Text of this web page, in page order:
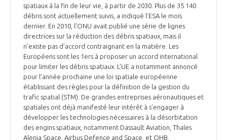
spatiaux à la fin de leur vie, à partir de 2030. Plus de 35 140
débris sont actuellement suivis, a indiqué l’ESA le mois
dernier. En 2010, l’ONU avait publié une série de lignes
directrices sur la réduction des débris spatiaux, mais il
n’existe pas d’accord contraignant en la matière. Les
Européens sont les 1ers à proposer un accord international
pour limiter les débris spatiaux. L’UE a notamment annoncé
pour l’année prochaine une loi spatiale européenne
établissant des règles pour la définition de la gestion du
trafic spatial (STM). De grandes entreprises aéronautiques et
spatiales ont déjà manifesté leur intérêt à s’engager à
développer les technologies nécessaires à la désorbitation
des engins spatiaux, notamment Dassault Aviation, Thales
Alenia Space, Airbus Defence and Space, et OHB.